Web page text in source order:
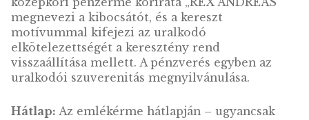
megnyilvánulásaként okleveleket adott ki,
köztük a tihanyi apátság alapítólevelét,
az első hazai eredetiben fennmaradt
és magyar nyelvű szórványemlékként
számon. Az apátság altemplomában
Az „I. András király” emlékérme az